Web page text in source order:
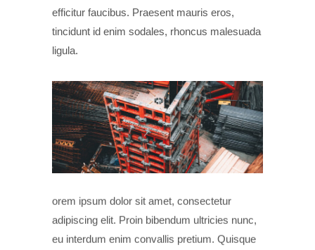
efficitur faucibus. Praesent mauris eros,
tincidunt id enim sodales, rhoncus malesuada
ligula.
orem ipsum dolor sit amet, consectetur
adipiscing elit. Proin bibendum ultricies nunc,
eu interdum enim convallis pretium. Quisque